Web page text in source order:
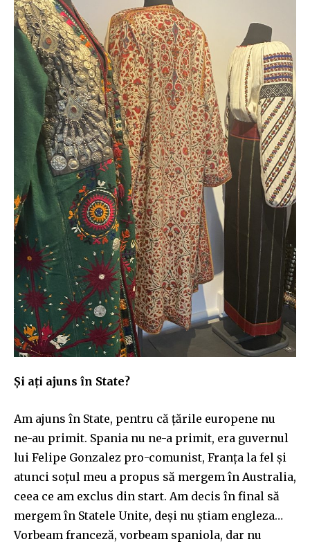
Și ați ajuns în State?
Am ajuns în State, pentru că țările europene nu
ne-au primit. Spania nu ne-a primit, era guvernul
lui Felipe Gonzalez pro-comunist, Franța la fel și
atunci soțul meu a propus să mergem în Australia,
ceea ce am exclus din start. Am decis în final să
mergem în Statele Unite, deși nu știam engleza…
Vorbeam franceză, vorbeam spaniola, dar nu